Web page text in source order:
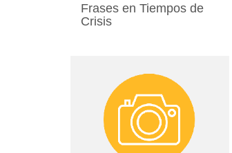
Frases en Tiempos de
Crisis